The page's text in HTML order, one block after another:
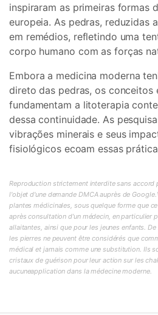
inspiraram as primeiras formas
europeia. As pedras, reduzidas
em remédios, refletindo uma
corpo humano com as forças
Embora a medicina moderna
direto das pedras, os conceitos
fundamentam a litoterapia
dessa continuidade. As
vibrações minerais e seus
fisiológicos ecoam essas
Reproduction strictement interdite sans accord
l'objet d'une demande DMCA auprès de
plantes médicinales, sous quelque forme que
après consultation d'un médecin, en particulier
allaitantes, ainsi que pour les jeunes enfants.
les pierres ne peuvent être considérés que
médical et jamais comme une substitution. Ils
cristaux de guérison pour leur action sur les
aucuneapplication dans la médecine moderne.